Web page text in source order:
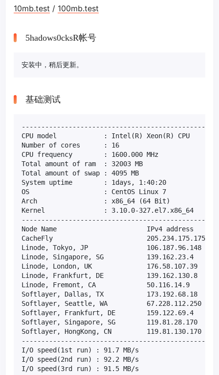
10mb.test / 100mb.test
5hadows0cksR帐号
安装中，稍后更新。
基础测试
CPU model            : Intel(R) Xeon(R) CPU
Number of cores      : 16
CPU frequency        : 1600.000 MHz
Total amount of ram  : 32003 MB
Total amount of swap : 4095 MB
System uptime        : 1days, 1:40:20
OS                   : CentOS Linux 7
Arch                 : x86_64 (64 Bit)
Kernel               : 3.10.0-327.el7.x86_64
Node Name                       IPv4 address
CacheFly                        205.234.175.175
Linode, Tokyo, JP               106.187.96.148
Linode, Singapore, SG           139.162.23.4
Linode, London, UK              176.58.107.39
Linode, Frankfurt, DE           139.162.130.8
Linode, Fremont, CA             50.116.14.9
Softlayer, Dallas, TX           173.192.68.18
Softlayer, Seattle, WA          67.228.112.250
Softlayer, Frankfurt, DE        159.122.69.4
Softlayer, Singapore, SG        119.81.28.170
Softlayer, HongKong, CN         119.81.130.170
I/O speed(1st run) : 91.7 MB/s
I/O speed(2nd run) : 92.2 MB/s
I/O speed(3rd run) : 91.5 MB/s